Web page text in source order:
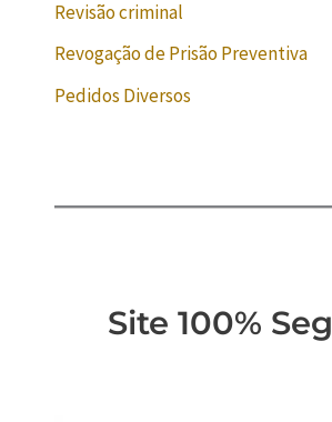
Revisão criminal
Revogação de Prisão Preventiva
Pedidos Diversos
Site 100%